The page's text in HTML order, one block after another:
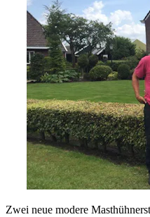
Zwei neue modere